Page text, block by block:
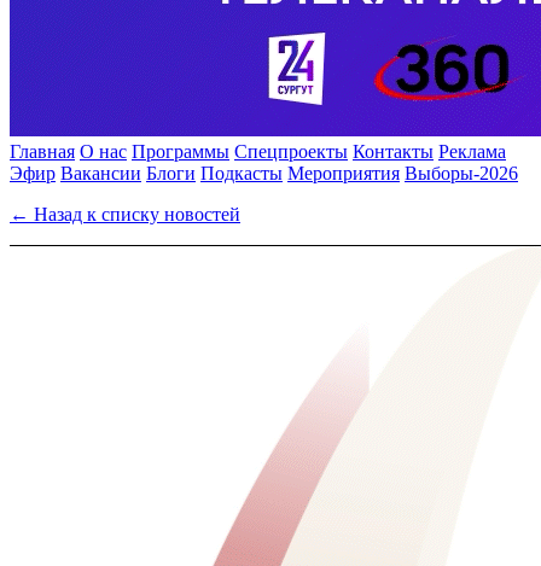
Главная О нас Программы Спецпроекты Контакты Реклама
Эфир Вакансии Блоги Подкасты Мероприятия Выборы-2026
← Назад к списку новостей